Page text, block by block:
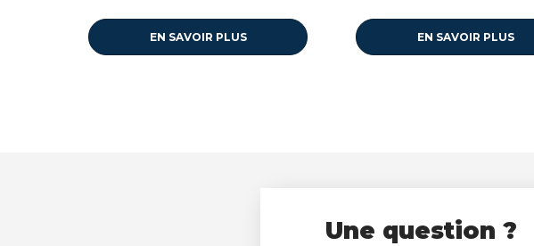
EN SAVOIR PLUS EN SAVOIR PLUS
Une question ?